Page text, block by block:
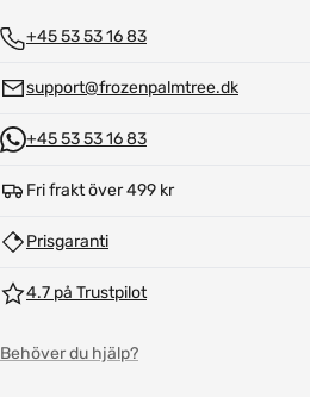
+45 53 53 16 83
support@frozenpalmtree.dk
+45 53 53 16 83
Fri frakt över 499 kr
Prisgaranti
4.7 på Trustpilot
Behöver du hjälp?